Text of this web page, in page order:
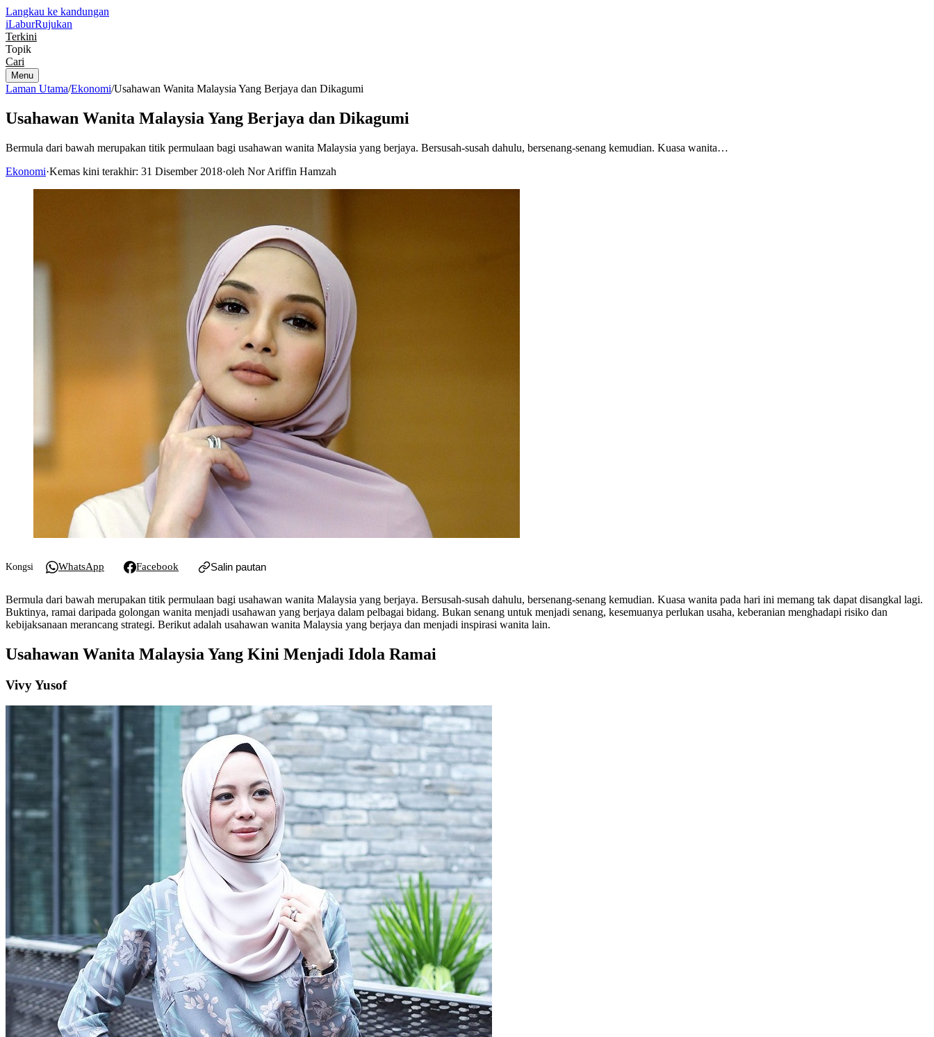
Langkau ke kandungan
iLaburRujukan
Terkini
Topik
Cari
Menu
Laman Utama/Ekonomi/Usahawan Wanita Malaysia Yang Berjaya dan Dikagumi
Usahawan Wanita Malaysia Yang Berjaya dan Dikagumi
Bermula dari bawah merupakan titik permulaan bagi usahawan wanita Malaysia yang berjaya. Bersusah-susah dahulu, bersenang-senang kemudian. Kuasa wanita…
Ekonomi·Kemas kini terakhir: 31 Disember 2018·oleh Nor Ariffin Hamzah
Kongsi WhatsApp Facebook Salin pautan
Bermula dari bawah merupakan titik permulaan bagi usahawan wanita Malaysia yang berjaya. Bersusah-susah dahulu, bersenang-senang kemudian. Kuasa wanita pada hari ini memang tak dapat disangkal lagi.
Buktinya, ramai daripada golongan wanita menjadi usahawan yang berjaya dalam pelbagai bidang. Bukan senang untuk menjadi senang, kesemuanya perlukan usaha, keberanian menghadapi risiko dan
kebijaksanaan merancang strategi. Berikut adalah usahawan wanita Malaysia yang berjaya dan menjadi inspirasi wanita lain.
Usahawan Wanita Malaysia Yang Kini Menjadi Idola Ramai
Vivy Yusof